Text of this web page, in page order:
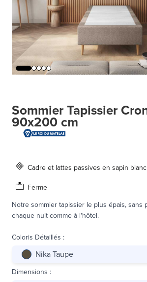
Sommier Tapissier
90x200 cm
Cadre et lattes passives en sapin blanc
Ferme
Notre sommier tapissier le plus épais, sans
chaque nuit comme à l'hôtel.
Coloris Détaillés :
Nika Taupe
Dimensions :